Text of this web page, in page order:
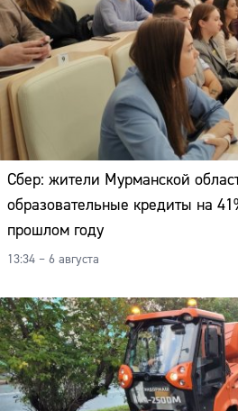
Сбер: жители Мурманской
образовательные кредиты на
прошлом году
13:34 – 6 августа